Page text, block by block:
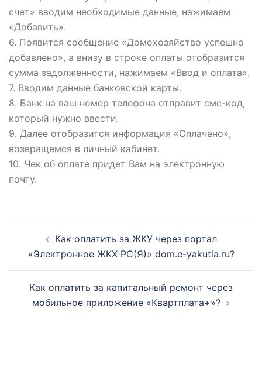
счет» вводим необходимые данные, нажимаем
«Добавить».
6. Появится сообщение «Домохозяйство успешно
добавлено», а внизу в строке оплаты отобразится
сумма задолженности, нажимаем «Ввод и оплата».
7. Вводим данные банковской карты.
8. Банк на ваш номер телефона отправит смс-код,
который нужно ввести.
9. Далее отобразится информация «Оплачено»,
возвращемся в личный кабинет.
10. Чек об оплате придет Вам на электронную
почту.
записям
Как оплатить за ЖКУ через портал
«Электронное ЖКХ РС(Я)» dom.e-yakutia.ru?
Как оплатить за капитальный ремонт через
мобильное приложение «Квартплата+»?